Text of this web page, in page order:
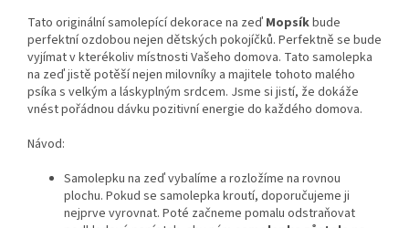
Tato originální samolepící dekorace na zeď Mopsíkbude
perfektní ozdobou nejen dětských pokojíčků. Perfektně se bude
vyjímat v kterékoliv místnosti Vašeho domova. Tato samolepka
na zeď jistě potěší nejen milovníky a majitele tohoto malého
psíka s velkým a láskyplným srdcem. Jsme si jistí, že dokáže
vnést pořádnou dávku pozitivní energie do každého domova.
Návod:
Samolepku na zeď vybalíme a rozložíme na rovnou
plochu. Pokud se samolepka kroutí, doporučujeme ji
nejprve vyrovnat. Poté začneme pomalu odstraňovat